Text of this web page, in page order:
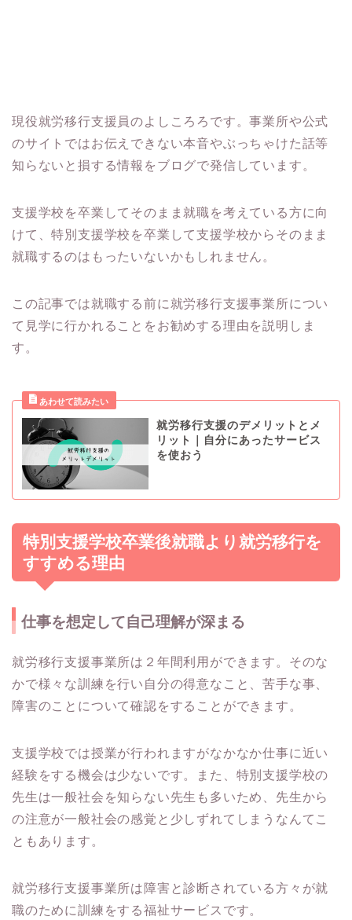
現役就労移行支援員のよしころろです。事業所や公式
のサイトではお伝えできない本音やぶっちゃけた話等
知らないと損する情報をブログで発信しています。
支援学校を卒業してそのまま就職を考えている方に向
けて、特別支援学校を卒業して支援学校からそのまま
就職するのはもったいないかもしれません。
この記事では就職する前に就労移行支援事業所につい
て見学に行かれることをお勧めする理由を説明しま
す。
就労移行支援のデメリットとメ
リット｜自分にあったサービス
を使おう
特別支援学校卒業後就職より就労移行を
すすめる理由
仕事を想定して自己理解が深まる
就労移行支援事業所は２年間利用ができます。そのな
かで様々な訓練を行い自分の得意なこと、苦手な事、
障害のことについて確認をすることができます。
支援学校では授業が行われますがなかなか仕事に近い
経験をする機会は少ないです。また、特別支援学校の
先生は一般社会を知らない先生も多いため、先生から
の注意が一般社会の感覚と少しずれてしまうなんてこ
ともあります。
就労移行支援事業所は障害と診断されている方々が就
職のために訓練をする福祉サービスです。